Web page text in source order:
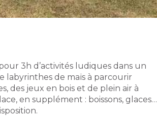
3h d’activités ludiques dans un
labyrinthes de maïs à parcourir
des jeux en bois et de plein air à
en supplément : boissons, glaces…